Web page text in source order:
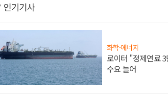
인기기사
화학·에너지
로이터 "정제연료
수요 늘어